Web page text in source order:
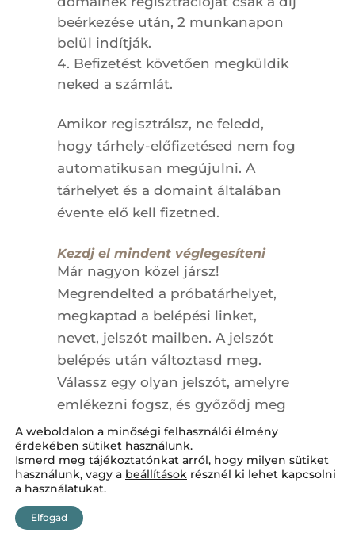
beérkezése után, 2 munkanapon
belül indítják.
Befizetést követően megküldik
neked a számlát.
Amikor regisztrálsz, ne feledd,
hogy tárhely-előfizetésed nem fog
automatikusan megújulni. A
tárhelyet és a domaint általában
évente elő kell fizetned.
Kezdj el mindent véglegesíteni
Már nagyon közel jársz!
Megrendelted a próbatárhelyet,
megkaptad a belépési linket,
nevet, jelszót mailben. A jelszót
belépés után változtasd meg.
Válassz egy olyan jelszót, amelyre
emlékezni fogsz, és győződj meg
róla, hogy erős jelszó.
Miután a fenti lépéseket
elvégezted, indulhat a
munka!
Menj az admin-felület bal oldalán
A weboldalon a minőségi felhasználói élmény
érdekében sütiket használunk.
Ismerd meg tájékoztatónkat arról, hogy milyen sütiket
használunk, vagy a beállítások résznél ki lehet kapcsolni
a használatukat.
Elfogad